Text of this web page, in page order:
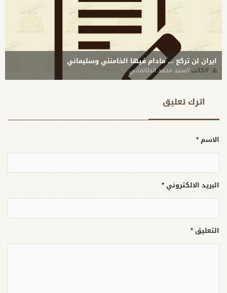
ايران لن تركع ... مادام فيها الخامنئي وسليماني
الكاتبالسيد محمد الطالقاني
اترك تعلیق
الاسم *
البريد الالكتروني *
التعليق *